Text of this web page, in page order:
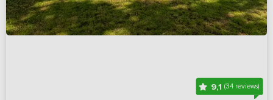
9,1(34 reviews)